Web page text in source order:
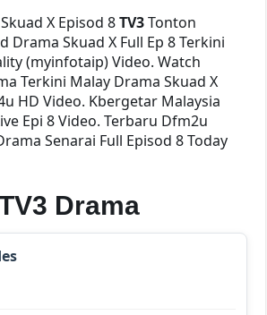
Skuad X Episod 8TV3Tonton
Drama Skuad X Full Ep 8 Terkini
(myinfotaip) Video. Watch
Terkini Malay Drama Skuad X
HD Video. Kbergetar Malaysia
Epi 8 Video. Terbaru Dfm2u
Senarai Full Episod 8 Today
Drama